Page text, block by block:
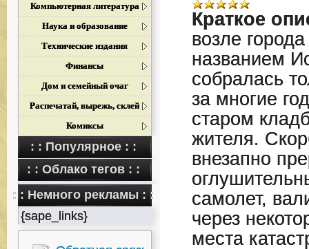
Компьютерная литература
Наука и образование
Технические издания
Финансы
Дом и семейный очаг
Распечатай, вырежь, склей
Комиксы
: : Популярное : :
: : Облако тегов : :
: : Немного рекламы : :
{sape_links}
Краткое
возле
названием
собралась
за многие
старом
жителя.
внезапно
самолет,
через
места